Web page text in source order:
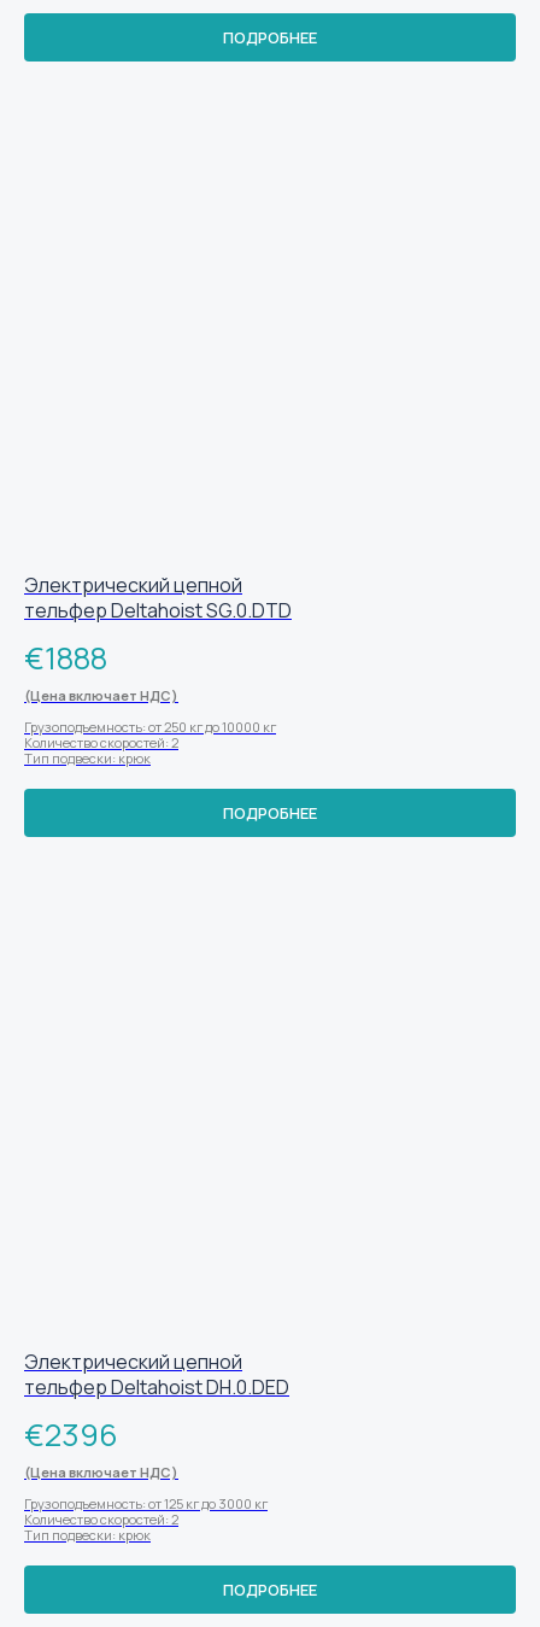
ПОДРОБНЕЕ
Электрический цепной
тельфер Deltahoist SG.0.DTD
€1888
(Цена включает НДС)
Грузоподъемность: от 250 кг до 10000 кг
Количество скоростей: 2
Тип подвески: крюк
ПОДРОБНЕЕ
Электрический цепной
тельфер Deltahoist DH.0.DED
€2396
(Цена включает НДС)
Грузоподъемность: от 125 кг до 3000 кг
Количество скоростей: 2
Тип подвески: крюк
ПОДРОБНЕЕ